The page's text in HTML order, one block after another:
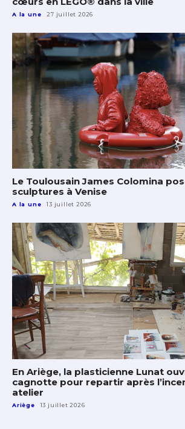
A la une 27 juillet 2026
Le Toulousain James Colomina
sculptures à Venise
A la une 13 juillet 2026
En Ariège, la plasticienne Lunat
cagnotte pour repartir après
atelier
Ariège 13 juillet 2026